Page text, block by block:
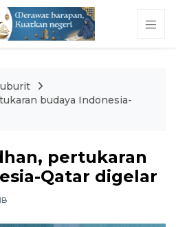
budaya Indonesia-
pertukaran
Qatar digelar